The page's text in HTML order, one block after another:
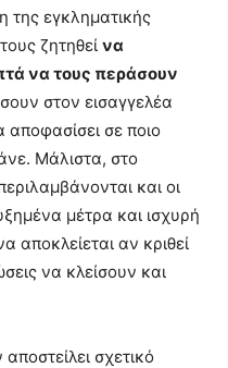
της εγκληματικής
ζητηθεί να
να τους περάσουν
στον εισαγγελέα
σε ποιο
Μάλιστα, στο
και οι
μέτρα και ισχυρή
αποκλείεται αν κριθεί
να κλείσουν και
σχετικό